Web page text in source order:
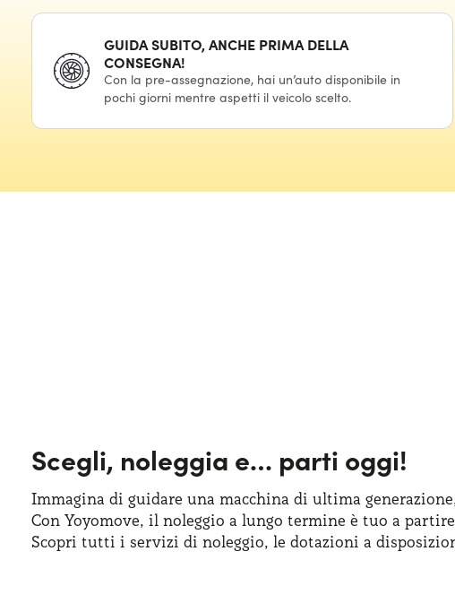
GUIDA SUBITO, ANCHE PRIMA DELLA
CONSEGNA!
Con la pre-assegnazione, hai un’auto disponibile in
pochi giorni mentre aspetti il veicolo scelto.
Scegli, noleggia e… parti oggi!
Immagina di guidare una macchina di ultima
Con Yoyomove, il noleggio a lungo termine è tuo a partire
Scopri tutti i servizi di noleggio, le dotazioni a